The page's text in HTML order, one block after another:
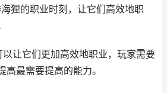
狸的职业时刻，让它们高效地职
让它们更加高效地职业，玩家需要
最需要提高的能力。